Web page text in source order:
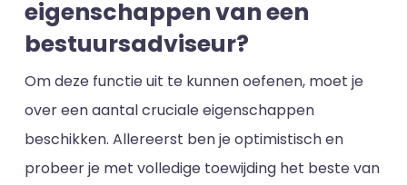
eigenschappen van een
bestuursadviseur?
Om deze functie uit te kunnen oefenen, moet je
over een aantal cruciale eigenschappen
beschikken. Allereerst ben je optimistisch en
probeer je met volledige toewijding het beste van